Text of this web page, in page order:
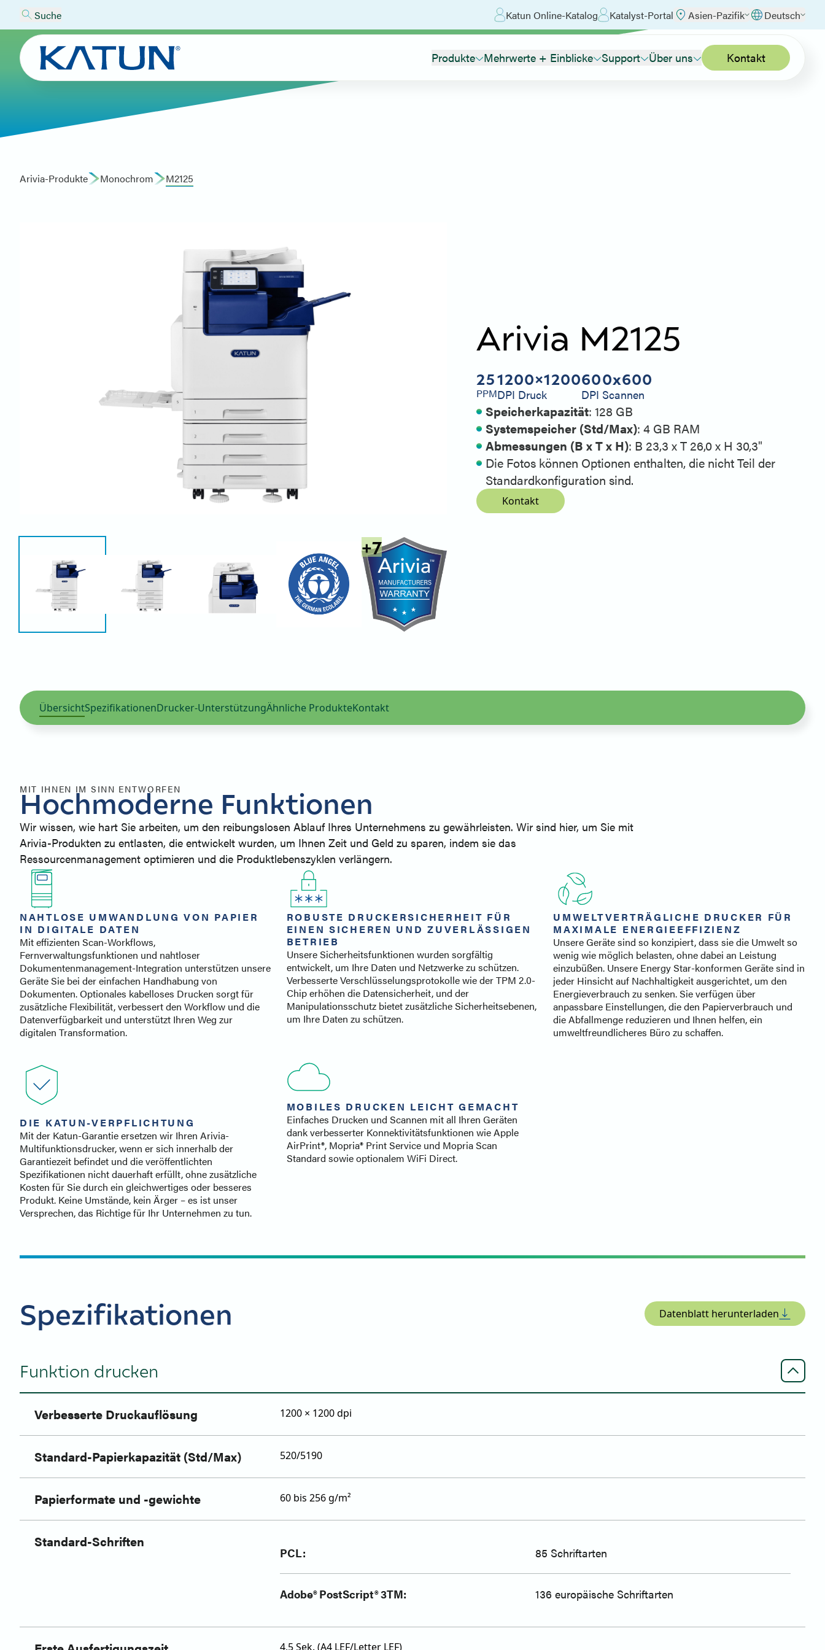
Suche Katun Online-Katalog Katalyst-Portal Asien-Pazifik Deutsch
Produkte Mehrwerte + Einblicke Support Über uns Kontakt
Arivia-Produkte Monochrom M2125
+7
Arivia M2125
25
PPM
1200×1200
DPI Druck
600x600
DPI Scannen
Speicherkapazität: 128 GB
Systemspeicher (Std/Max): 4 GB RAM
Abmessungen (B x T x H): B 23,3 x T 26,0 x H 30,3"
Die Fotos können Optionen enthalten, die nicht Teil der
Standardkonfiguration sind.
Kontakt
ÜbersichtSpezifikationenDrucker-UnterstützungÄhnliche ProdukteKontakt
MIT IHNEN IM SINN ENTWORFEN
Hochmoderne Funktionen
Wir wissen, wie hart Sie arbeiten, um den reibungslosen Ablauf Ihres Unternehmens zu gewährleisten. Wir sind hier, um Sie mit
Arivia-Produkten zu entlasten, die entwickelt wurden, um Ihnen Zeit und Geld zu sparen, indem sie das
Ressourcenmanagement optimieren und die Produktlebenszyklen verlängern.
NAHTLOSE UMWANDLUNG VON PAPIER
IN DIGITALE DATEN
Mit effizienten Scan-Workflows,
Fernverwaltungsfunktionen und nahtloser
Dokumentenmanagement-Integration unterstützen unsere
Geräte Sie bei der einfachen Handhabung von
Dokumenten. Optionales kabelloses Drucken sorgt für
zusätzliche Flexibilität, verbessert den Workflow und die
Datenverfügbarkeit und unterstützt Ihren Weg zur
digitalen Transformation.
ROBUSTE DRUCKERSICHERHEIT FÜR
EINEN SICHEREN UND ZUVERLÄSSIGEN
BETRIEB
Unsere Sicherheitsfunktionen wurden sorgfältig
entwickelt, um Ihre Daten und Netzwerke zu schützen.
Verbesserte Verschlüsselungsprotokolle wie der TPM 2.0-
Chip erhöhen die Datensicherheit, und der
Manipulationsschutz bietet zusätzliche Sicherheitsebenen,
um Ihre Daten zu schützen.
UMWELTVERTRÄGLICHE DRUCKER FÜR
MAXIMALE ENERGIEEFFIZIENZ
Unsere Geräte sind so konzipiert, dass sie die Umwelt so
wenig wie möglich belasten, ohne dabei an Leistung
einzubüßen. Unsere Energy Star-konformen Geräte sind in
jeder Hinsicht auf Nachhaltigkeit ausgerichtet, um den
Energieverbrauch zu senken. Sie verfügen über
anpassbare Einstellungen, die den Papierverbrauch und
die Abfallmenge reduzieren und Ihnen helfen, ein
umweltfreundlicheres Büro zu schaffen.
DIE KATUN-VERPFLICHTUNG
Mit der Katun-Garantie ersetzen wir Ihren Arivia-
Multifunktionsdrucker, wenn er sich innerhalb der
Garantiezeit befindet und die veröffentlichten
Spezifikationen nicht dauerhaft erfüllt, ohne zusätzliche
Kosten für Sie durch ein gleichwertiges oder besseres
Produkt. Keine Umstände, kein Ärger – es ist unser
Versprechen, das Richtige für Ihr Unternehmen zu tun.
MOBILES DRUCKEN LEICHT GEMACHT
Einfaches Drucken und Scannen mit all Ihren Geräten
dank verbesserter Konnektivitätsfunktionen wie Apple
AirPrint®, Mopria® Print Service und Mopria Scan
Standard sowie optionalem WiFi Direct.
Spezifikationen Datenblatt herunterladen
Funktion drucken
Verbesserte Druckauflösung 1200 × 1200 dpi
Standard-Papierkapazität (Std/Max) 520/5190
Papierformate und -gewichte 60 bis 256 g/m²
Standard-Schriften
PCL: 85 Schriftarten
Adobe® PostScript® 3TM: 136 europäische Schriftarten
4,5 Sek. (A4 LEF/Letter LEF)